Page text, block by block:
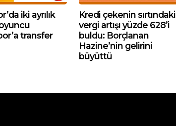
iki ayrılık
transfer
Kredi çekenin sırtındaki
vergi artışı yüzde 628’i
buldu: Borçlanan
Hazine’nin gelirini
büyüttü